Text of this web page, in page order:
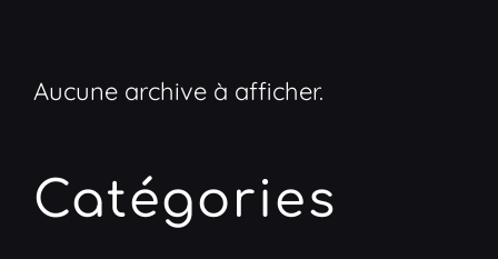
Aucune archive à afficher.
Catégories